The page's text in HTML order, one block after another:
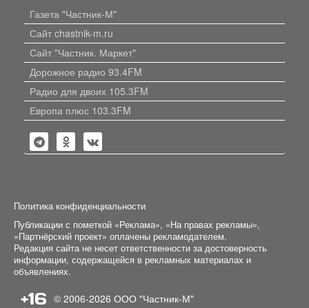
Газета "Частник-М"
Сайт chastnik-m.ru
Сайт "Частник. Маркет"
Дорожное радио 93.4FM
Радио для двоих 105.3FM
Европа плюс 103.3FM
Политика конфиденциальности
Публикации с пометкой «Реклама», «На правах рекламы»,
«Партнёрский проект» оплачены рекламодателем.
Редакция сайта не несет ответственности за достоверность
информации, содержащейся в рекламных материалах и
объявлениях.
+16 © 2006-2026 ООО "Частник-М"